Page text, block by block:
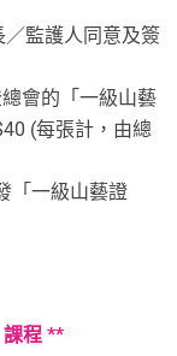
監護人同意及簽
會的「一級山藝
(每張計，由總
「一級山藝證
程 **